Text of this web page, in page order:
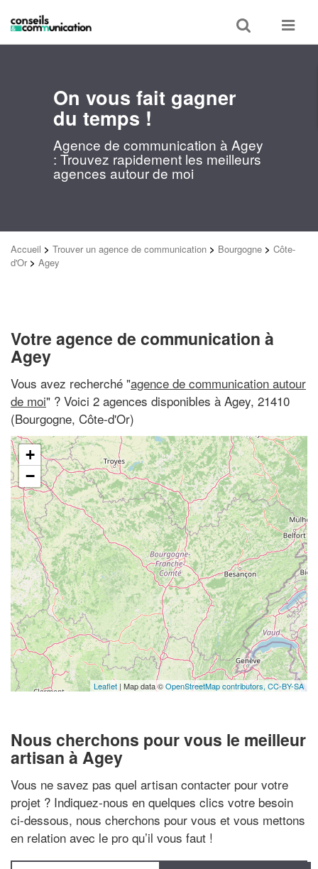
Toggle
search
Toggle
On vous fait gagner
du temps !
Agence de communication à Agey
: Trouvez rapidement les meilleurs
agences autour de moi
Accueil > Trouver un agence de communication > Bourgogne > Côte-
d'Or > Agey
Votre agence de communication à
Agey
Vous avez recherché "agence de communication autour
de moi" ? Voici 2 agences disponibles à Agey, 21410
(Bourgogne, Côte-d'Or)
+
−
Leaflet | Map data ©OpenStreetMap contributors, CC-BY-SA
Nous cherchons pour vous le meilleur
artisan à Agey
Vous ne savez pas quel artisan contacter pour votre
projet ? Indiquez-nous en quelques clics votre besoin
ci-dessous, nous cherchons pour vous et vous mettons
en relation avec le pro qu’il vous faut !